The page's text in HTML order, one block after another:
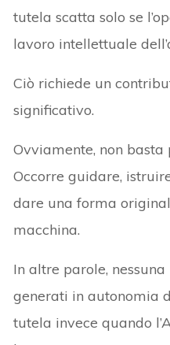
tutela scatta solo se
lavoro intellettuale
Ciò richiede un
significativo.
Ovviamente, non
Occorre guidare,
dare una forma
macchina.
In altre parole,
generati in autonomia
tutela invece quando